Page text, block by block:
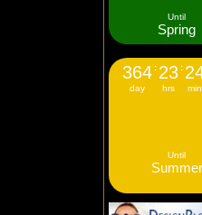
Until
Spring
364
day
: 23
hrs
:
min
Until
Summer